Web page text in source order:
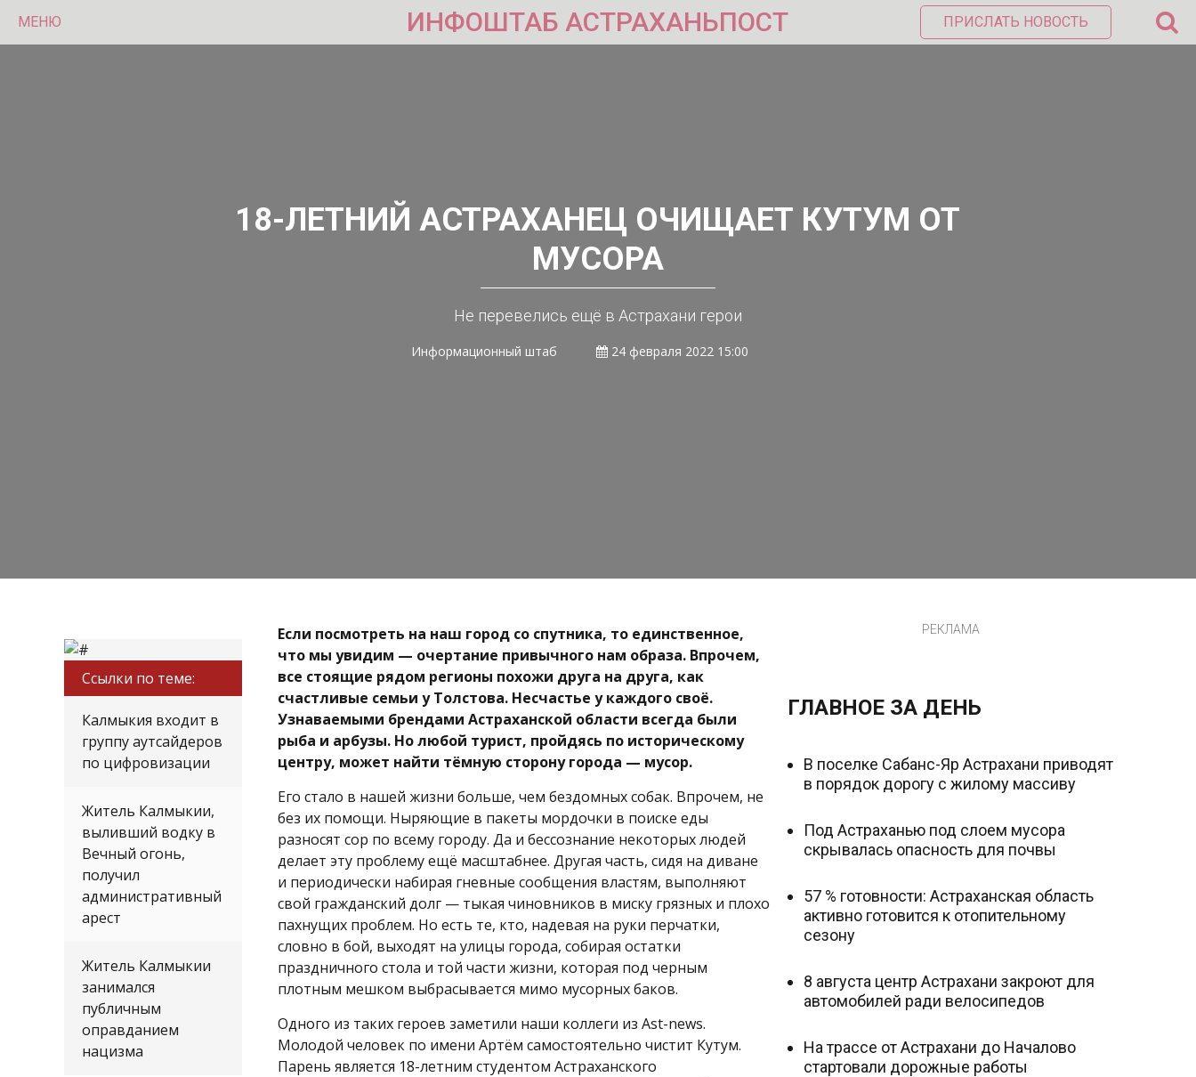
МЕНЮ ИНФОШТАБ АСТРАХАНЬПОСТ ПРИСЛАТЬ НОВОСТЬ
18-ЛЕТНИЙ АСТРАХАНЕЦ ОЧИЩАЕТ КУТУМ ОТ
МУСОРА
Не перевелись ещё в Астрахани герои
Информационный штаб 24 февраля 2022 15:00
Ссылки по теме:
Калмыкия входит в
группу аутсайдеров
по цифровизации
Житель Калмыкии,
выливший водку в
Вечный огонь,
получил
административный
арест
Житель Калмыкии
занимался
публичным
оправданием
нацизма
Если посмотреть на наш город со спутника, то единственное,
что мы увидим — очертание привычного нам образа. Впрочем,
все стоящие рядом регионы похожи друга на друга, как
счастливые семьи у Толстова. Несчастье у каждого своё.
Узнаваемыми брендами Астраханской области всегда были
рыба и арбузы. Но любой турист, пройдясь по историческому
центру, может найти тёмную сторону города — мусор.
Его стало в нашей жизни больше, чем бездомных собак. Впрочем, не
без их помощи. Ныряющие в пакеты мордочки в поиске еды
разносят сор по всему городу. Да и бессознание некоторых людей
делает эту проблему ещё масштабнее. Другая часть, сидя на диване
и периодически набирая гневные сообщения властям, выполняют
свой гражданский долг — тыкая чиновников в миску грязных и плохо
пахнущих проблем. Но есть те, кто, надевая на руки перчатки,
словно в бой, выходят на улицы города, собирая остатки
праздничного стола и той части жизни, которая под черным
плотным мешком выбрасывается мимо мусорных баков.
Одного из таких героев заметили наши коллеги из Ast-news.
Молодой человек по имени Артём самостоятельно чистит Кутум.
Парень является 18-летним студентом Астраханского
РЕКЛАМА
ГЛАВНОЕ ЗА ДЕНЬ
В поселке Сабанс-Яр Астрахани приводят
в порядок дорогу с жилому массиву
Под Астраханью под слоем мусора
скрывалась опасность для почвы
57 % готовности: Астраханская область
активно готовится к отопительному
сезону
8 августа центр Астрахани закроют для
автомобилей ради велосипедов
На трассе от Астрахани до Началово
стартовали дорожные работы